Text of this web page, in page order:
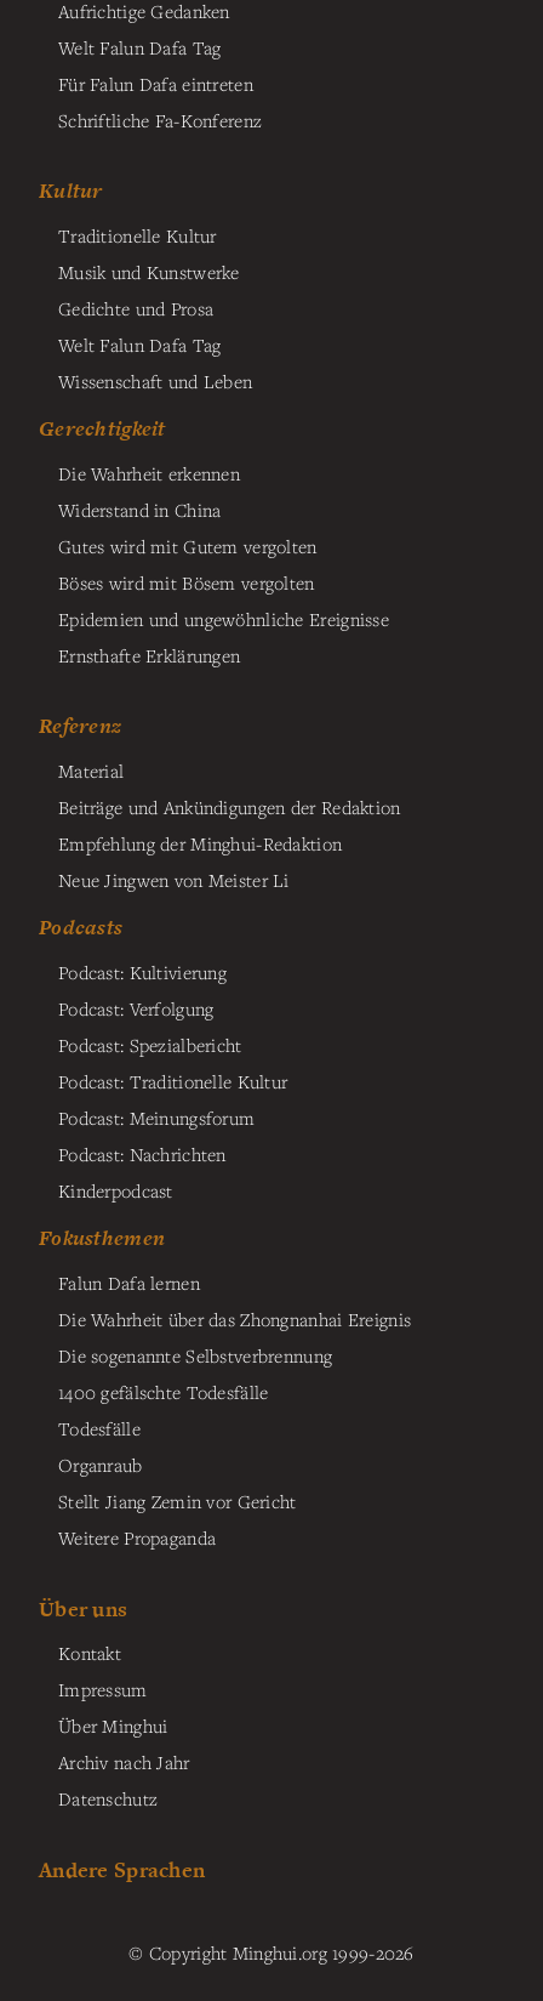
Aufrichtige Gedanken
Welt Falun Dafa Tag
Für Falun Dafa eintreten
Schriftliche Fa-Konferenz
Kultur
Traditionelle Kultur
Musik und Kunstwerke
Gedichte und Prosa
Welt Falun Dafa Tag
Wissenschaft und Leben
Gerechtigkeit
Die Wahrheit erkennen
Widerstand in China
Gutes wird mit Gutem vergolten
Böses wird mit Bösem vergolten
Epidemien und ungewöhnliche Ereignisse
Ernsthafte Erklärungen
Referenz
Material
Beiträge und Ankündigungen der Redaktion
Empfehlung der Minghui-Redaktion
Neue Jingwen von Meister Li
Podcasts
Podcast: Kultivierung
Podcast: Verfolgung
Podcast: Spezialbericht
Podcast: Traditionelle Kultur
Podcast: Meinungsforum
Podcast: Nachrichten
Kinderpodcast
Fokusthemen
Falun Dafa lernen
Die Wahrheit über das Zhongnanhai Ereignis
Die sogenannte Selbstverbrennung
1400 gefälschte Todesfälle
Todesfälle
Organraub
Stellt Jiang Zemin vor Gericht
Weitere Propaganda
Über uns
Kontakt
Impressum
Über Minghui
Archiv nach Jahr
Datenschutz
Andere Sprachen
© Copyright Minghui.org 1999-2026